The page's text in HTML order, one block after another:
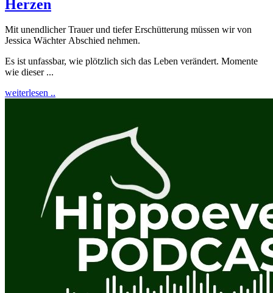
Herzen
Mit unendlicher Trauer und tiefer Erschütterung müssen wir von
Jessica Wächter Abschied nehmen.
Es ist unfassbar, wie plötzlich sich das Leben verändert. Momente
wie dieser ...
weiterlesen ..